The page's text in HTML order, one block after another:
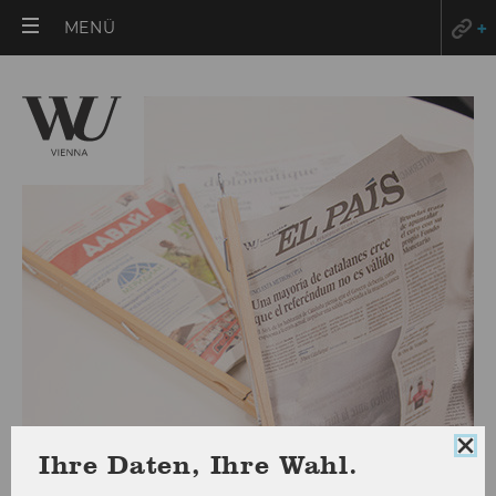
MENÜ
Mitteilungsblatt vom 10.
Ihre Daten, Ihre Wahl.